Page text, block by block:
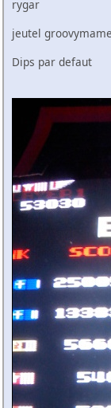
rygar
jeutel
Dips par defaut